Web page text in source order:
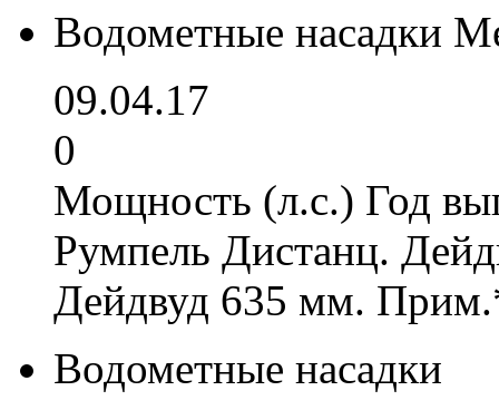
Водометные насадки
09.04.17
0
Мощность (л.с.) Год
Румпель Дистанц.
Дейдвуд 635 мм.
Водометные насадки